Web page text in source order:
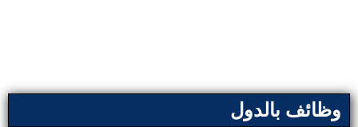
وظائف بالدول